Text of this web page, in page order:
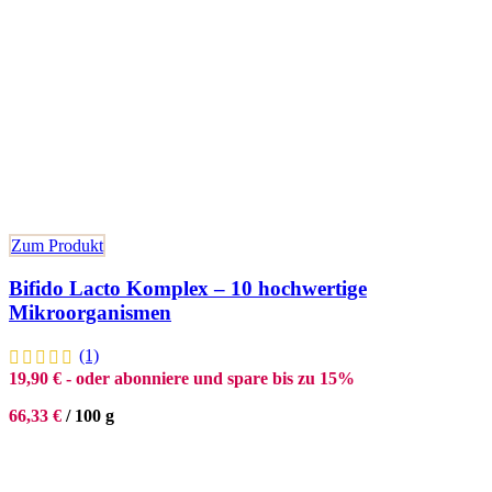
Zum Produkt
Bifido Lacto Komplex – 10 hochwertige
Mikroorganismen
(1)
19,90 € - oder abonniere und spare bis zu 15%
66,33 € / 100 g